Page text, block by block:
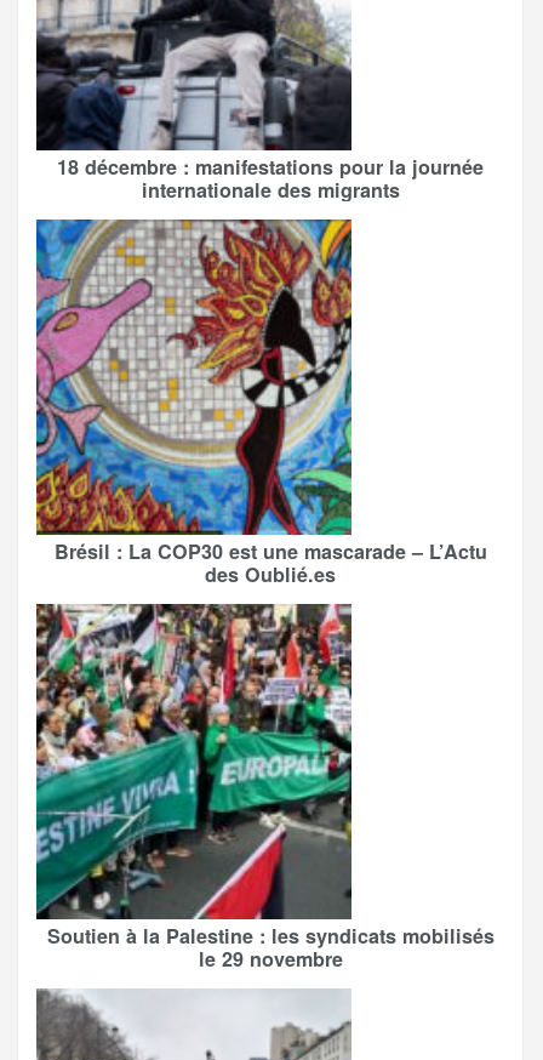
18 décembre : manifestations pour la journée
internationale des migrants
Brésil : La COP30 est une mascarade – L’Actu
des Oublié.es
Soutien à la Palestine : les syndicats mobilisés
le 29 novembre